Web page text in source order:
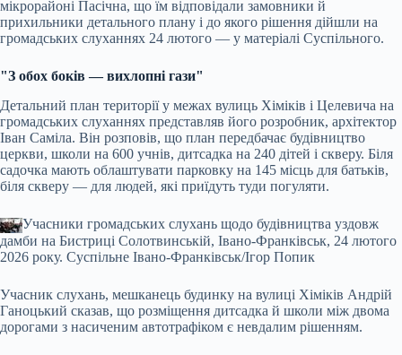
мікрорайоні Пасічна, що їм відповідали замовники й
прихильники детального плану і до якого рішення дійшли на
громадських слуханнях 24 лютого — у матеріалі Суспільного.
"З обох боків — вихлопні гази"
Детальний план території у межах вулиць Хіміків і Целевича на
громадських слуханнях представляв його розробник, архітектор
Іван Саміла. Він розповів, що план передбачає будівництво
церкви, школи на 600 учнів, дитсадка на 240 дітей і скверу. Біля
садочка мають облаштувати парковку на 145 місць для батьків,
біля скверу — для людей, які приїдуть туди погуляти.
Учасники громадських слухань щодо будівництва уздовж
дамби на Бистриці Солотвинській, Івано-Франківськ, 24 лютого
2026 року. Суспільне Івано-Франківськ/Ігор Попик
Учасник слухань, мешканець будинку на вулиці Хіміків Андрій
Ганоцький сказав, що розміщення дитсадка й школи між двома
дорогами з насиченим автотрафіком є невдалим рішенням.